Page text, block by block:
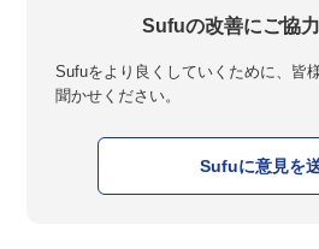
Sufuの改善にご協
Sufuをより良くしていくために、皆
聞かせください。
Sufuに意見を